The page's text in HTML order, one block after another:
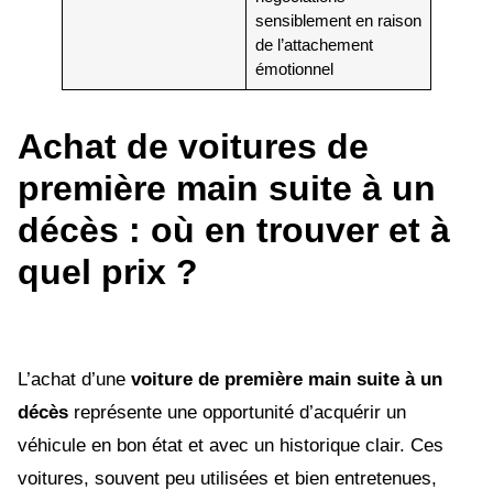
sensiblement en raison
de l’attachement
émotionnel
Achat de voitures de
première main suite à un
décès : où en trouver et à
quel prix ?
L’achat d’une voiture de première main suite à un
décès représente une opportunité d’acquérir un
véhicule en bon état et avec un historique clair. Ces
voitures, souvent peu utilisées et bien entretenues,